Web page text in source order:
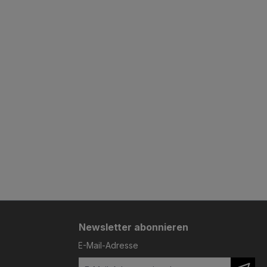
Newsletter abonnieren
E-Mail-Adresse